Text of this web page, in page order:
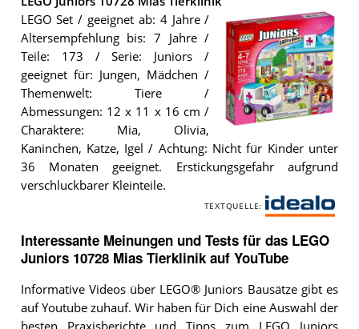
LEGO
Juniors
10728
Tierklinik
LEGO Set / geeignet ab: 4 Jahre /
Altersempfehlung bis: 7 Jahre /
Teile: 173 / Serie: Juniors /
geeignet für: Jungen, Mädchen /
Themenwelt: Tiere /
Abmessungen: 12 x 11 x 16 cm /
Charaktere: Mia, Olivia,
Kaninchen, Katze, Igel / Achtung: Nicht für Kinder unter
36 Monaten geeignet. Erstickungsgefahr aufgrund
verschluckbarer Kleinteile.
TEXTQUELLE:
i
e
l
o
Interessante Meinungen und Tests für das LEGO
Juniors 10728 Mias Tierklinik auf YouTube
Informative Videos über LEGO® Juniors Bausätze gibt es
auf Youtube zuhauf. Wir haben für Dich eine Auswahl der
besten Praxisberichte und Tipps zum LEGO Juniors